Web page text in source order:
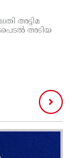
അട്ടിമ
അടിയ